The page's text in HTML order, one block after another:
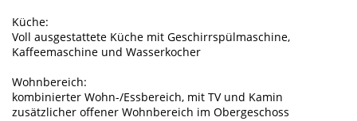
Küche:
Voll ausgestattete Küche mit Geschirrspülmaschine,
Kaffeemaschine und Wasserkocher
Wohnbereich:
kombinierter Wohn-/Essbereich, mit TV und Kamin
zusätzlicher offener Wohnbereich im Obergeschoss